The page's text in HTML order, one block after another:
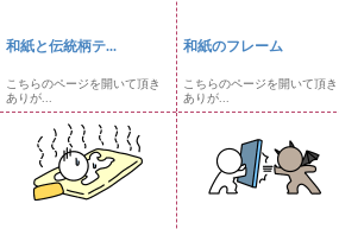
和紙と伝統柄テ...
こちらのページを開いて頂き
ありが...
和紙のフレーム
こちらのページを開いて頂き
ありが...